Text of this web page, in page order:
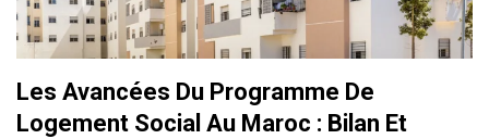
Les Avancées Du Programme De
Logement Social Au Maroc : Bilan Et